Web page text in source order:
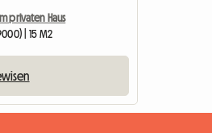
privaten Haus
| 15 M2